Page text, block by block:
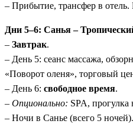
– Прибытие, трансфер в отель.
Дни 5–6: Санья –
– Завтрак.
– День 5: сеанс массажа,
«Поворот оленя», торговый
– День 6: свободное время.
– Опционально: SPA, прогулка
– Ночи в Санье (всего 5 ночей).